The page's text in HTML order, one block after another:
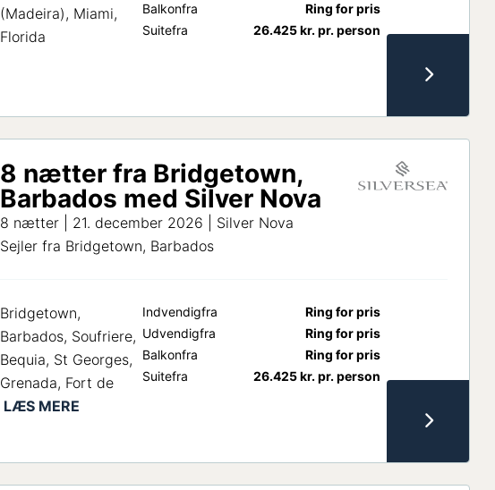
(Madeira), Miami,
Florida
Balkonfra
Ring for pris
Suitefra 26.425kr.pr. person
8 nætter fra Bridgetown,
Barbados med Silver Nova
8 nætter | 21. december 2026 | Silver Nova
Sejler fra Bridgetown, Barbados
Bridgetown,
Barbados, Soufriere,
Bequia, St Georges,
Grenada, Fort de
Indvendigfra
Ring for pris
Udvendigfra
Ring for pris
Balkonfra
Ring for pris
Suitefra 26.425kr.pr. person